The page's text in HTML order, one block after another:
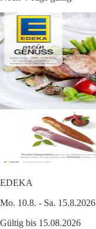
EDEKA
Mo. 10.8. - Sa. 15.8.2026
Gültig bis 15.08.2026